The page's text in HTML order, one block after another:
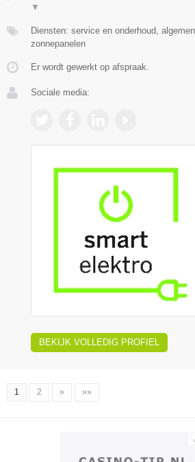
▼
Diensten: service en onderhoud,
zonnepanelen
Er wordt gewerkt op afspraak.
Sociale media:
BEKIJK VOLLEDIG PROFIEL
1 2 » »»